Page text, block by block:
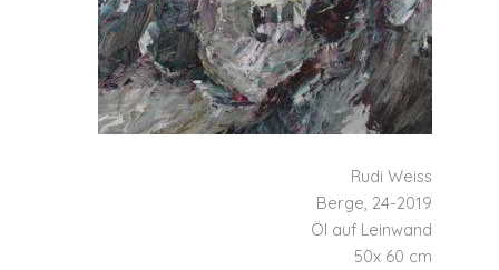
Rudi Weiss
Berge, 24-2019
Öl auf Leinwand
50x 60 cm